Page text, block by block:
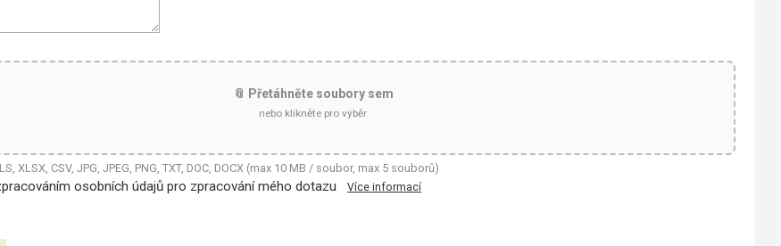
📎 Přetáhněte soubory sem
nebo klikněte pro výběr
XLSX, CSV, JPG, JPEG, PNG, TXT, DOC, DOCX (max 10 MB / soubor, max 5 souborů)
osobních údajů pro zpracování mého dotazu Více informací